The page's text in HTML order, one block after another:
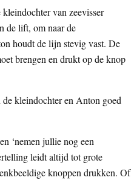
van zeevisser
de lift, om naar de
houdt de lijn stevig vast. De
brengen en drukt op de knop
kleindochter en Anton goed
‘nemen jullie nog een
leidt altijd tot grote
knoppen drukken. Of